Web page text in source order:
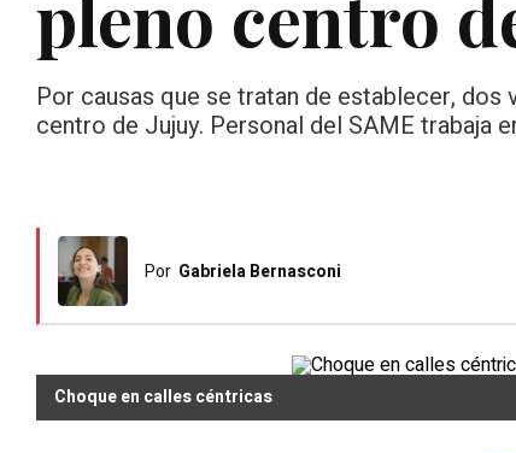
Por causas que se tratan de establecer,
centro de Jujuy. Personal del SAME trabaja
Por Gabriela Bernasconi
Choque en calles céntricas